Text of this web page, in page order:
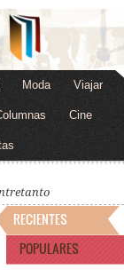
Moda Viajar
Cine
RECIENTES
POPULARES